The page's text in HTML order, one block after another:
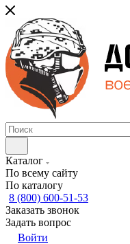
Каталог
По всему сайту
По каталогу
8 (800) 600-51-53
Заказать звонок
Задать вопрос
Войти